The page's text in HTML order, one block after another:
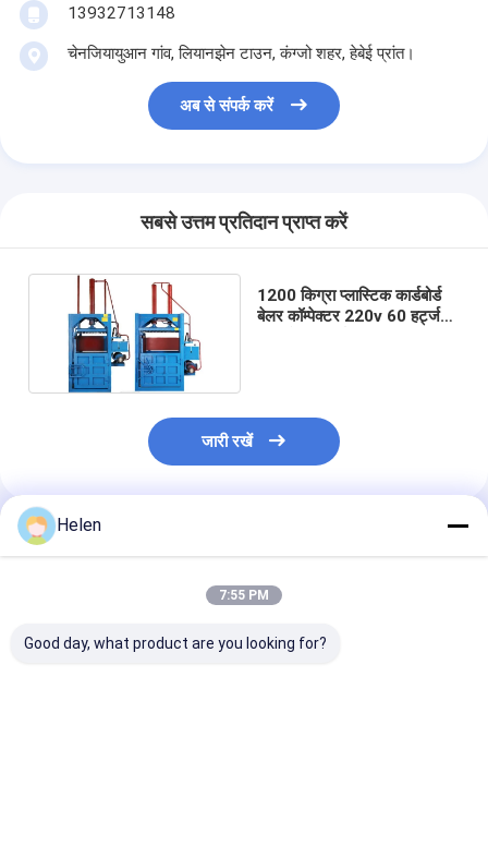
13932713148
चेनजियायुआन गांव, लियानझेन टाउन, कंग्जो शहर, हेबेई प्रांत।
अब से संपर्क करें
सबसे उत्तम प्रतिदान प्राप्त करें
1200 किग्रा प्लास्टिक कार्डबोर्ड
बेलर कॉम्पेक्टर 220v 60 हर्ट्ज
जारी रखें
अनुशंसित उत्पाद
Helen
7:55 PM
Good day, what product are you looking for?